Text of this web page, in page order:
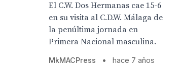
El C.W. Dos Hermanas cae 15-6
en su visita al C.D.W. Málaga de
la penúltima jornada en
Primera Nacional masculina.
MkMACPress • hace 7 años